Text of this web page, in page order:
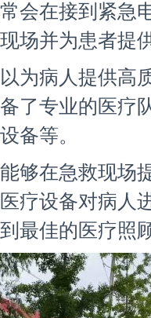
会在接到紧急
场并为患者提
为病人提供高
了专业的医疗
备等。
够在急救现场
疗设备对病人
最佳的医疗照